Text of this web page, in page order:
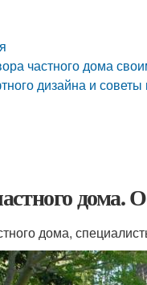
частного дома
дизайна и
дома,